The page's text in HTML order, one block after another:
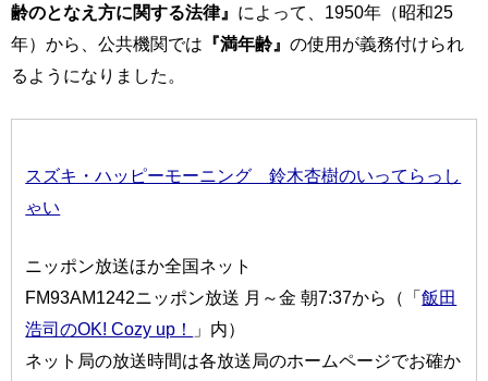
齢のとなえ方に関する法律』 によって、1950年（昭和25
年）から、公共機関では 『満年齢』 の使用が義務付けられ
るようになりました。
スズキ・ハッピーモーニング 鈴木杏樹のいってらっし
ゃい
ニッポン放送ほか全国ネット
FM93AM1242ニッポン放送 月～金 朝7:37から（「飯田
浩司のOK! Cozy up！
」内）
ネット局の放送時間は各放送局のホームページでお確か